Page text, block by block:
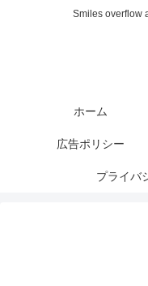
Smiles overflow
ホーム
広告ポリシー
プライバ